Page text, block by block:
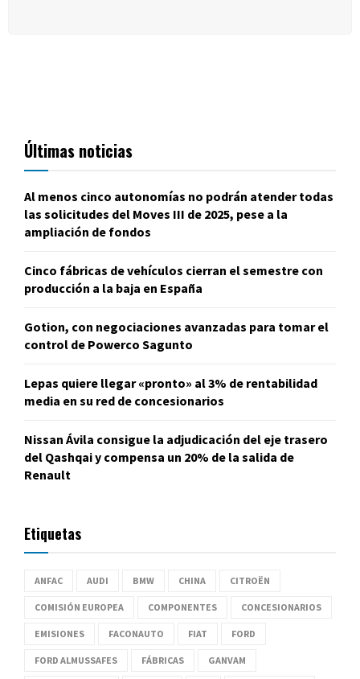
Últimas noticias
Al menos cinco autonomías no podrán atender todas
las solicitudes del Moves III de 2025, pese a la
ampliación de fondos
Cinco fábricas de vehículos cierran el semestre con
producción a la baja en España
Gotion, con negociaciones avanzadas para tomar el
control de Powerco Sagunto
Lepas quiere llegar «pronto» al 3% de rentabilidad
media en su red de concesionarios
Nissan Ávila consigue la adjudicación del eje trasero
del Qashqai y compensa un 20% de la salida de
Renault
Etiquetas
ANFAC AUDI BMW CHINA CITROËN
COMISIÓN EUROPEA COMPONENTES CONCESIONARIOS
EMISIONES FACONAUTO FIAT FORD
FORD ALMUSSAFES FÁBRICAS GANVAM